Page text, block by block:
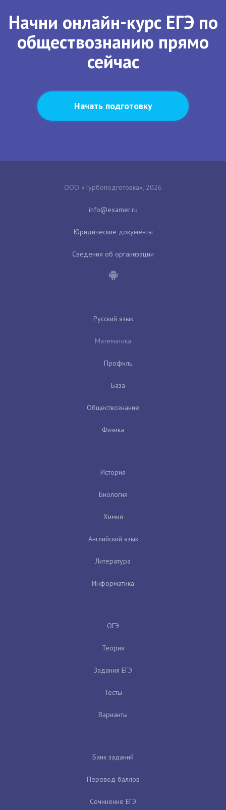
Начни онлайн-курс ЕГЭ по
обществознанию прямо
сейчас
Начать подготовку
ООО «Турбоподготовка», 2026
Юридические документы
Сведения об организации
Русский язык
Математика
Профиль
База
Обществознание
Физика
История
Биология
Химия
Английский язык
Литература
Информатика
ОГЭ
Теория
Задания ЕГЭ
Тесты
Варианты
Банк заданий
Перевод баллов
Сочинение ЕГЭ